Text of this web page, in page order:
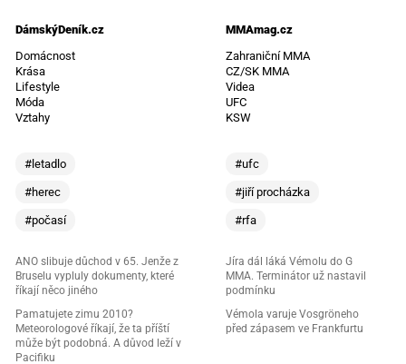
DámskýDeník.cz
Domácnost
Krása
Lifestyle
Móda
Vztahy
#letadlo
#herec
#počasí
ANO slibuje důchod v 65. Jenže z
Bruselu vypluly dokumenty, které
říkají něco jiného
Pamatujete zimu 2010?
Meteorologové říkají, že ta příští
může být podobná. A důvod leží v
Pacifiku
MMAmag.cz
Zahraniční MMA
CZ/SK MMA
Videa
UFC
KSW
#ufc
#jiří procházka
#rfa
Jíra dál láká Vémolu do G
MMA. Terminátor už nastavil
podmínku
Vémola varuje Vosgröneho
před zápasem ve Frankfurtu